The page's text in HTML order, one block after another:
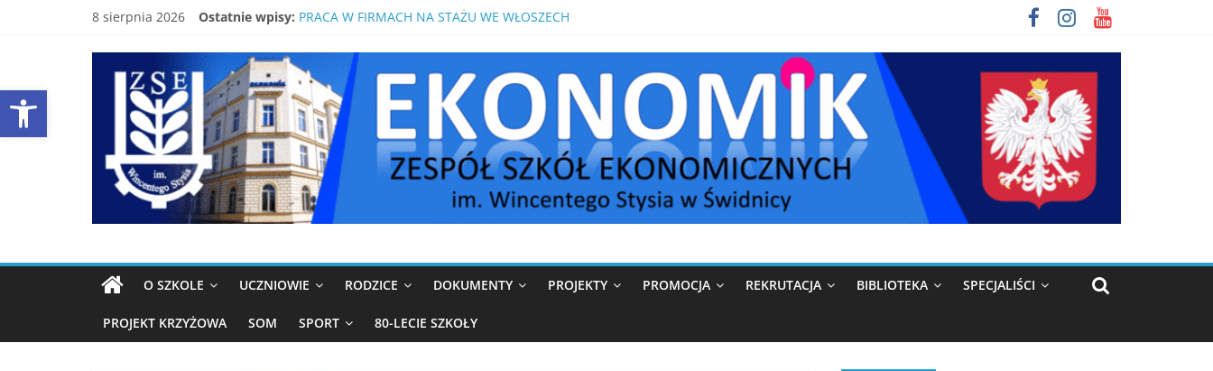
Open toolbar
8 sierpnia 2026 Ostatnie wpisy: BEZPŁATNY KURS Z MATEMATYKI PRZED MATURĄ POPRAWKOWĄ
ŚWIDNICKI EKONOMIK W MEDIOLANIE
80-LECIE SZKOŁY
LISTA PODRĘCZNIKÓW W ROKU SZKOLNYM 2026/2027
EKONOMIK
ŚWIDNICA
Strona
ZSE
Świdnica
O SZKOLE UCZNIOWIE RODZICE DOKUMENTY PROJEKTY PROMOCJA REKRUTACJA BIBLIOTEKA SPECJALIŚCI
PROJEKT KRZYŻOWA SOM SPORT 80-LECIE SZKOŁY